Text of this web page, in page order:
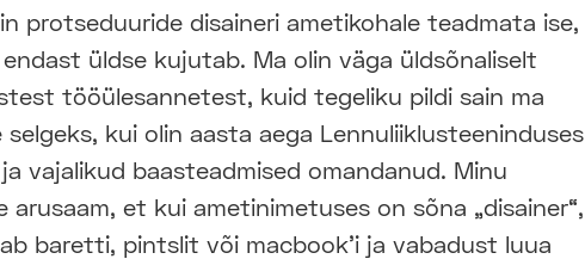
protseduuride disaineri ametikohale teadmata ise,
üldse kujutab. Ma olin väga üldsõnaliselt
tööülesannetest, kuid tegeliku pildi sain ma
selgeks, kui olin aasta aega Lennuliiklusteeninduses
vajalikud baasteadmised omandanud. Minu
arusaam, et kui ametinimetuses on sõna „disainer“,
baretti, pintslit või macbook’i ja vabadust luua